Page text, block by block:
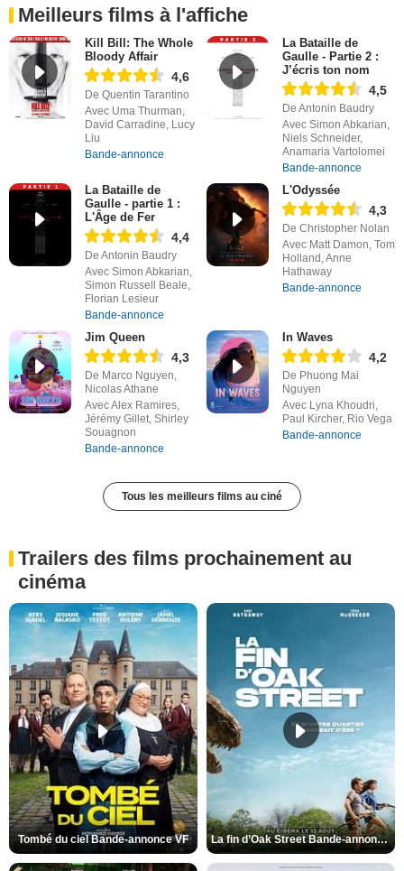
Meilleurs films à l'affiche
Kill Bill: The Whole
Bloody Affair
4,6
De Quentin Tarantino
Avec Uma Thurman,
David Carradine, Lucy
Liu
Bande-annonce
La Bataille de
Gaulle - Partie 2 :
J’écris ton nom
4,5
De Antonin Baudry
Avec Simon Abkarian,
Niels Schneider,
Anamaria Vartolomei
Bande-annonce
La Bataille de
Gaulle - partie 1 :
L'Âge de Fer
4,4
De Antonin Baudry
Avec Simon Abkarian,
Simon Russell Beale,
Florian Lesieur
Bande-annonce
L'Odyssée
4,3
De Christopher Nolan
Avec Matt Damon, Tom
Holland, Anne
Hathaway
Bande-annonce
Jim Queen
4,3
De Marco Nguyen,
Nicolas Athane
Avec Alex Ramires,
Jérémy Gillet, Shirley
Souagnon
Bande-annonce
In Waves
4,2
De Phuong Mai
Nguyen
Avec Lyna Khoudri,
Paul Kircher, Rio Vega
Bande-annonce
Tous les meilleurs films au ciné
Trailers des films prochainement au
cinéma
Tombé du ciel Bande-annonce VF La fin d’Oak Street Bande-annonce VO STFR